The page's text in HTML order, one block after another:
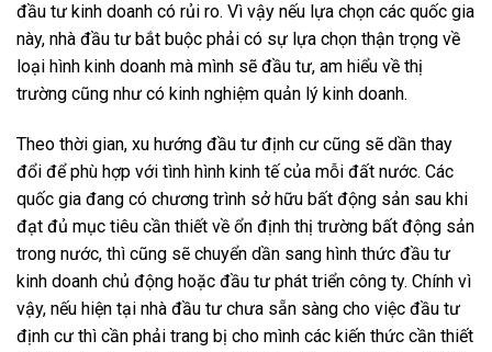
đầu tư kinh doanh có rủi ro. Vì vậy nếu lựa chọn các quốc gia
này, nhà đầu tư bắt buộc phải có sự lựa chọn thận trọng về
loại hình kinh doanh mà mình sẽ đầu tư, am hiểu về thị
trường cũng như có kinh nghiệm quản lý kinh doanh.
Theo thời gian, xu hướng đầu tư định cư cũng sẽ dần thay
đổi để phù hợp với tình hình kinh tế của mỗi đất nước. Các
quốc gia đang có chương trình sở hữu bất động sản sau khi
đạt đủ mục tiêu cần thiết về ổn định thị trường bất động sản
trong nước, thì cũng sẽ chuyển dần sang hình thức đầu tư
kinh doanh chủ động hoặc đầu tư phát triển công ty. Chính vì
vậy, nếu hiện tại nhà đầu tư chưa sẵn sàng cho việc đầu tư
định cư thì cần phải trang bị cho mình các kiến thức cần thiết